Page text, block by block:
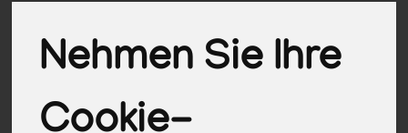
Nehmen Sie Ihre
Cookie-